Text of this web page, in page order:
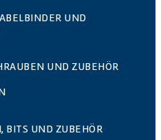
UND
UND ZUBEHÖR
BITS UND ZUBEHÖR